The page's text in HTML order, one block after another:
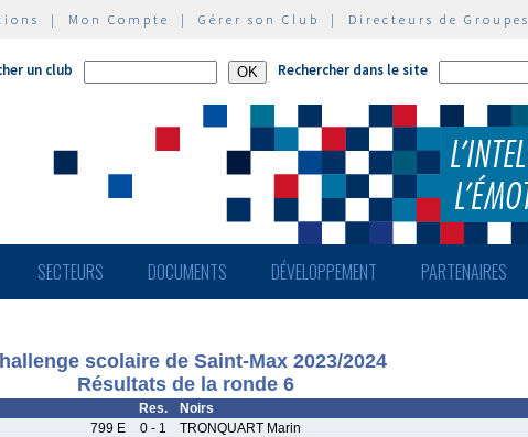
| Mon Compte | Gérer son Club | Directeurs de Groupes
un club Rechercher dans le site
SECTEURS DOCUMENTS DÉVELOPPEMENT PARTENAIRES
scolaire de Saint-Max 2023/2024
Résultats de la ronde 6
Res. Noirs
799 E 0 - 1 TRONQUART Marin